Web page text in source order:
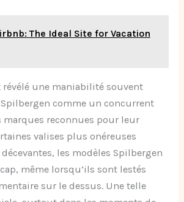
The Ideal Site for Vacation
révélé une maniabilité souvent
comme un concurrent
marques reconnues pour leur
valises plus onéreuses
décevantes, les modèles Spilbergen
même lorsqu’ils sont lestés
sur le dessus. Une telle